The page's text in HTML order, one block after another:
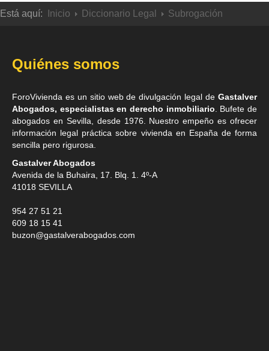
Está aquí: Inicio Diccionario Legal Subrogación
Quiénes somos
ForoVivienda es un sitio web de divulgación legal de Gastalver
Abogados, especialistas en derecho inmobiliario . Bufete de
abogados en Sevilla , desde 1976. Nuestro empeño es ofrecer
información legal práctica sobre vivienda en España de forma
sencilla pero rigurosa.
Gastalver Abogados
Avenida de la Buhaira, 17. Blq. 1. 4º-A
41018 SEVILLA
954 27 51 21
609 18 15 41
buzon@gastalverabogados.com